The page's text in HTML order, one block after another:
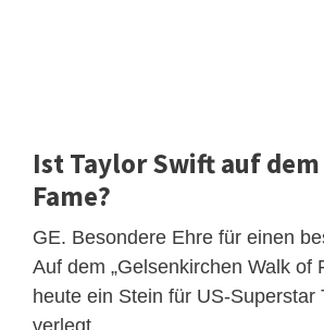
Ist Taylor Swift auf
Fame?
GE. Besondere Ehre für einen
Auf dem „Gelsenkirchen Walk of
heute ein Stein für US-Superstar
verlegt.